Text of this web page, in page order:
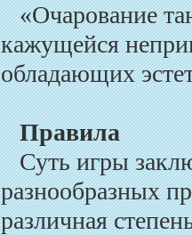
«Очарование
кажущейся
обладающих
Правила
Суть игры
разнообразных
различная